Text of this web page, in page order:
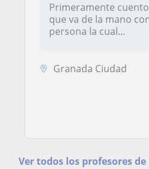
Primeramente
que va de la mano
persona la cual...
Granada Ciudad
Ver todos los profesores